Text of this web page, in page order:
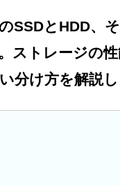
SSDとHDD、
ストレージの
分け方を解説し